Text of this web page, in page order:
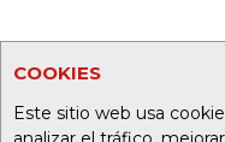
COOKIES
Este sitio web usa